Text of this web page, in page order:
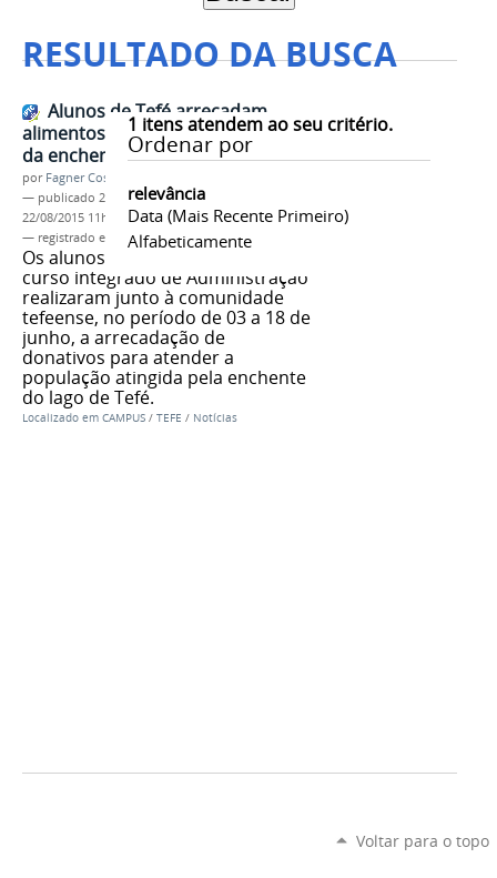
RESULTADO DA BUSCA
1 itens atendem ao seu critério.
Ordenar por
relevância
Data (mais Recente Primeiro)
Alfabeticamente
Alunos de Tefé arrecadam
alimentos e doam para as vítimas
da enchente
por Fagner Costa
— publicado 22/08/2015—última modificação
22/08/2015 11h30
— registrado em:
Tefé,Cidadania,IFAM
Os alunos do primeiro ano do
curso integrado de Administração
realizaram junto à comunidade
tefeense, no período de 03 a 18 de
junho, a arrecadação de
donativos para atender a
população atingida pela enchente
do lago de Tefé.
Localizado em CAMPUS / TEFE / Notícias
Voltar para o topo